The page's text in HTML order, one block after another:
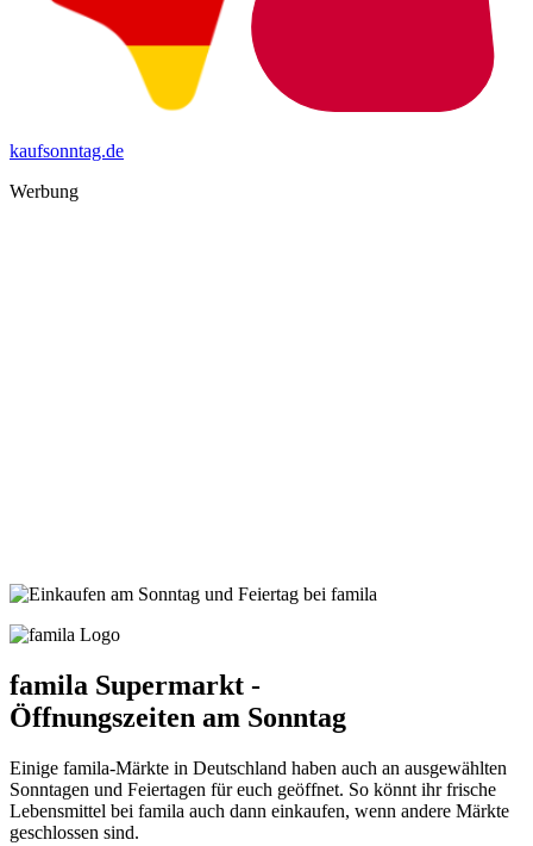
kaufsonntag.de
Werbung
famila Supermarkt -
Öffnungszeiten am Sonntag
Einige famila-Märkte in Deutschland haben auch an ausgewählten
Sonntagen und Feiertagen für euch geöffnet. So könnt ihr frische
Lebensmittel bei famila auch dann einkaufen, wenn andere Märkte
geschlossen sind.